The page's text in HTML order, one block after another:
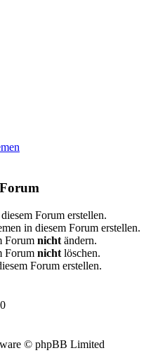
Forum erstellen.
in diesem Forum erstellen.
Forum nicht ändern.
Forum nicht löschen.
Forum erstellen.
© phpBB Limited